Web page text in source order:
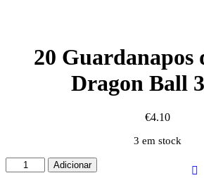
20 Guardanapos
Dragon Ball
€4.10
3 em stock
Quantidade
de
Adicionar